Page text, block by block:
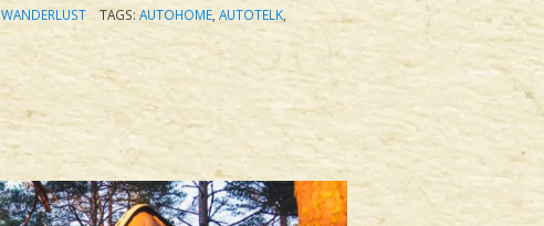
,WANDERLUST TAGS: AUTOHOME AUTOTELK